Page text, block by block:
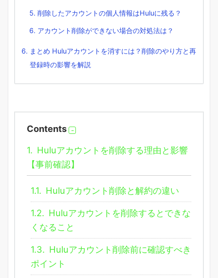
削除したアカウントの個人情報はHuluに残る？
アカウント削除ができない場合の対処法は？
まとめ Huluアカウントを消すには？削除のやり方と再
登録時の影響を解説
Contents
1. Huluアカウントを削除する理由と影響
【事前確認】
1.1. Huluアカウント削除と解約の違い
1.2. Huluアカウントを削除するとできな
くなること
1.3. Huluアカウント削除前に確認すべき
ポイント